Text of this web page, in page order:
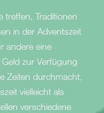
treffen, Traditionen
in der Adventszeit
andere eine
zur Verfügung
Zeiten durchmacht,
vielleicht als
verschiedene